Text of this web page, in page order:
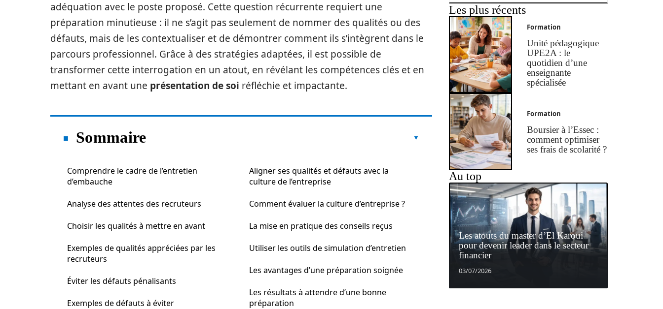
adéquation avec le poste proposé. Cette question récurrente requiert une
préparation minutieuse : il ne s’agit pas seulement de nommer des qualités ou des
défauts, mais de les contextualiser et de démontrer comment ils s’intègrent dans le
parcours professionnel. Grâce à des stratégies adaptées, il est possible de
transformer cette interrogation en un atout, en révélant les compétences clés et en
mettant en avant une présentation de soi réfléchie et impactante.
Sommaire
Comprendre le cadre de l’entretien
d’embauche
Analyse des attentes des recruteurs
Choisir les qualités à mettre en avant
Exemples de qualités appréciées par les
recruteurs
Éviter les défauts pénalisants
Exemples de défauts à éviter
Aligner ses qualités et défauts avec la
culture de l’entreprise
Comment évaluer la culture d’entreprise ?
La mise en pratique des conseils reçus
Utiliser les outils de simulation d’entretien
Les avantages d’une préparation soignée
Les résultats à attendre d’une bonne
préparation
Les plus récents
Formation
Unité pédagogique
UPE2A : le
quotidien d’une
enseignante
spécialisée
Formation
Boursier à l’Essec :
comment optimiser
ses frais de scolarité ?
Au top
Les atouts du master d’El Karoui
pour devenir leader dans le secteur
financier
03/07/2026